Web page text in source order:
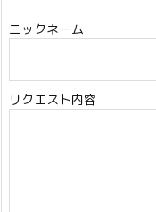
ニックネーム
リクエスト内容